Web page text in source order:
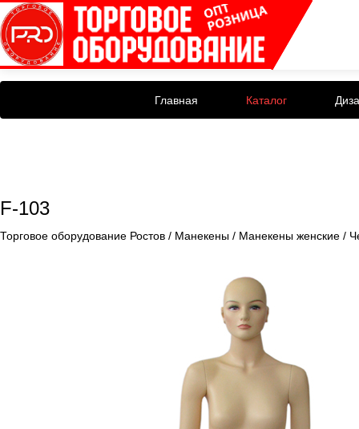
Главная Каталог
F-103
Торговое оборудование Ростов / Манекены / Манекены женские /